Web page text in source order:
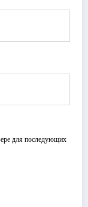
для последующих